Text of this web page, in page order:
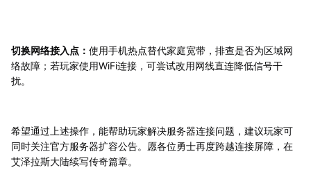
切换网络接入点： 使用手机热点替代家庭宽带，排查是否为区域网
络故障；若玩家使用WiFi连接，可尝试改用网线直连降低信号干
扰。
希望通过上述操作，能帮助玩家解决服务器连接问题，建议玩家可
同时关注官方服务器扩容公告。愿各位勇士再度跨越连接屏障，在
艾泽拉斯大陆续写传奇篇章。